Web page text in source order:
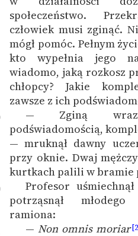
społeczeństwo.
człowiek musi zginąć.
mógł pomóc. Pełnym
kto wypełnia jego
wiadomo, jaką rozkosz
chłopcy? Jakie
zawsze z ich
— Zginą
podświadomością,
— mruknął dawny
przy oknie. Dwaj
kurtkach palili w bramie
Profesor
potrząsnął
ramiona:
— Non omnis moriar